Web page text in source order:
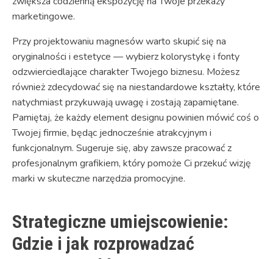
marketingowe.
Przy projektowaniu magnesów warto skupić się na
oryginalności i estetyce — wybierz kolorystykę i fonty
odzwierciedlające charakter Twojego biznesu. Możesz
również zdecydować się na niestandardowe kształty, które
natychmiast przykuwają uwagę i zostają zapamiętane.
Pamiętaj, że każdy element designu powinien mówić coś o
Twojej firmie, będąc jednocześnie atrakcyjnym i
funkcjonalnym. Sugeruje się, aby zawsze pracować z
profesjonalnym grafikiem, który pomoże Ci przekuć wizję
marki w skuteczne narzędzia promocyjne.
Strategiczne umiejscowienie:
Gdzie i jak rozprowadzać